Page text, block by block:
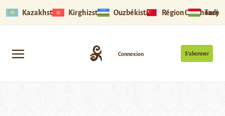
Kazakhstan Kirghizstan Ouzbékistan Région Ouïghoure
S’abonner
Connexion